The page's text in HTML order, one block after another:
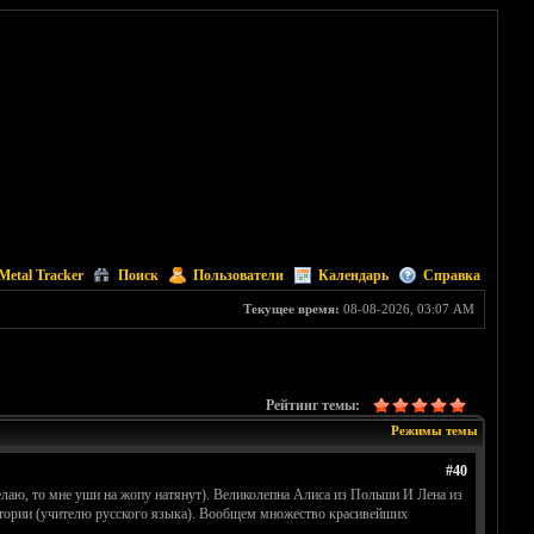
Tracker Поиск Пользователи Календарь Справка
Текущее время: 08-08-2026, 03:07 AM
Рейтинг темы:
Режимы темы
#40
то мне уши на жопу натянут). Великолепна Алиса из Польши И Лена из
(учителю русского языка). Вообщем множество красивейших